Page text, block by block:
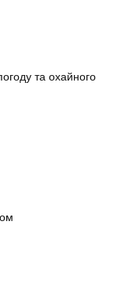
та охайного